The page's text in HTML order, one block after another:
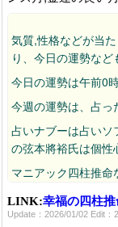
気質,性格などが当た
り、今日の運勢など
今日の運勢は午前0
今週の運勢は、占っ
占いナブーは占いソ
の弦本將裕氏は個性
マニアック四柱推命
2026/01/14：今年
LINK:幸福の四柱推
Update：2026/01/02 Edit：